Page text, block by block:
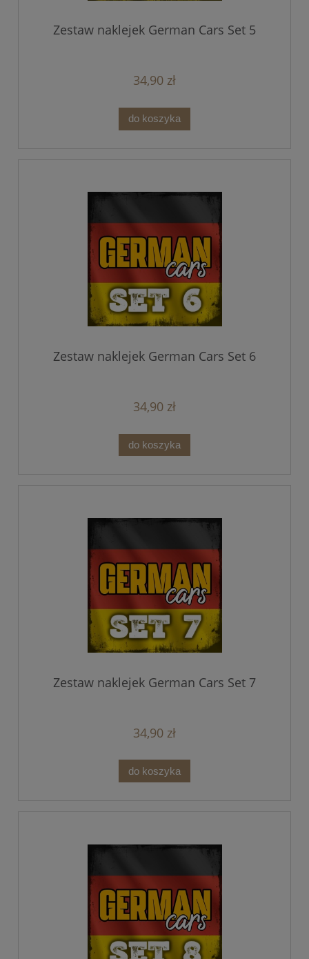
Zestaw naklejek German Cars Set 5
34,90 zł
do koszyka
Zestaw naklejek German Cars Set 6
34,90 zł
do koszyka
Zestaw naklejek German Cars Set 7
34,90 zł
do koszyka